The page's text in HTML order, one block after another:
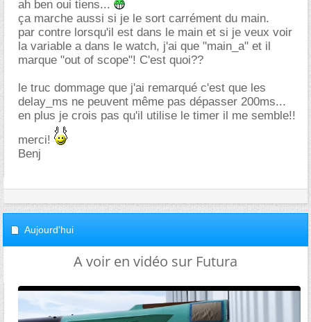
ah ben oui tiens...
ça marche aussi si je le sort carrément du main.
par contre lorsqu'il est dans le main et si je veux voir
la variable a dans le watch, j'ai que "main_a" et il
marque "out of scope"! C'est quoi??
le truc dommage que j'ai remarqué c'est que les
delay_ms ne peuvent même pas dépasser 200ms...
en plus je crois pas qu'il utilise le timer il me semble!!
merci!
Benj
Aujourd'hui
A voir en vidéo sur Futura